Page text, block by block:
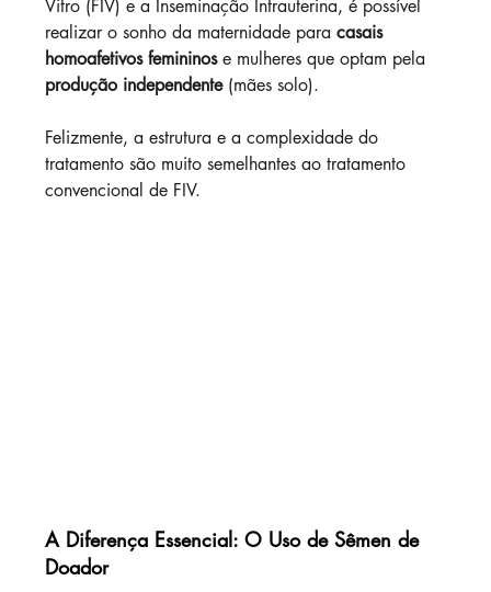
Vitro (FIV) e a Inseminação Intrauterina, é possível
realizar o sonho da maternidade para casais
homoafetivos femininos e mulheres que optam pela
produção independente (mães solo).
Felizmente, a estrutura e a complexidade do
tratamento são muito semelhantes ao tratamento
convencional de FIV.
A Diferença Essencial: O Uso de Sêmen de
Doador